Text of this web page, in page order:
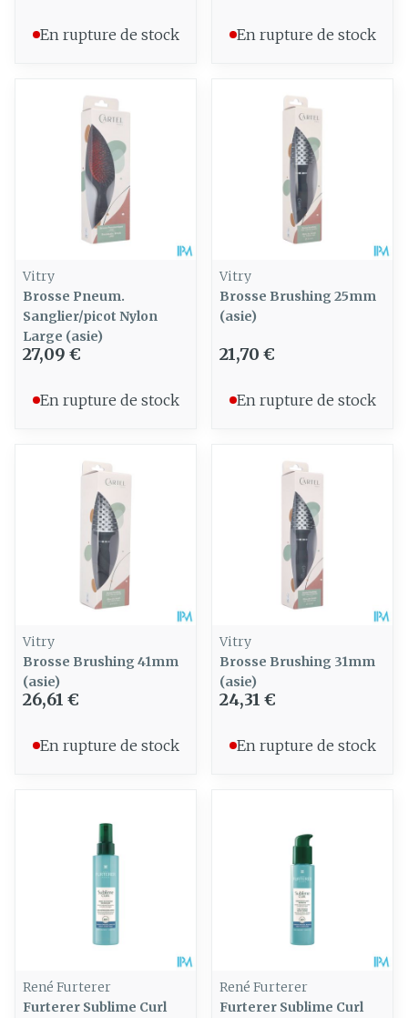
En rupture de stock En rupture de stock
Vitry
Brosse Pneum.
Sanglier/picot Nylon
Large (asie)
27,09 €
En rupture de stock
Vitry
Brosse Brushing 25mm
(asie)
21,70 €
En rupture de stock
Vitry
Brosse Brushing 41mm
(asie)
26,61 €
En rupture de stock
Vitry
Brosse Brushing 31mm
(asie)
24,31 €
En rupture de stock
René Furterer
Furterer Sublime Curl
René Furterer
Furterer Sublime Curl